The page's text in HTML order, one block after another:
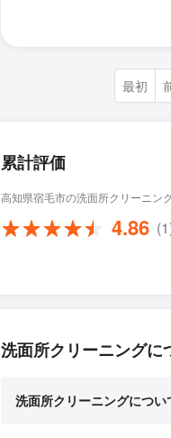
最初
累計評価
高知県宿毛市の洗面所クリーニン
4.86
洗面所クリーニングに
洗面所クリーニングについ